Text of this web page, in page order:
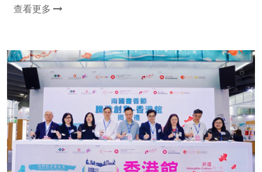
查看更多